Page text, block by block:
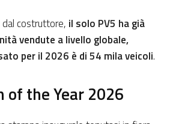
costruttore, il solo PV5 ha già
vendute a livello globale,
per il 2026 è di 54 mila veicoli.
of the Year 2026